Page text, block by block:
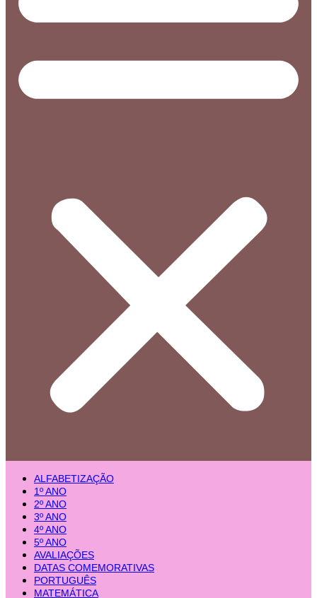
ALFABETIZAÇÃO
1º ANO
2º ANO
3º ANO
4º ANO
5º ANO
AVALIAÇÕES
DATAS COMEMORATIVAS
PORTUGUÊS
MATEMÁTICA